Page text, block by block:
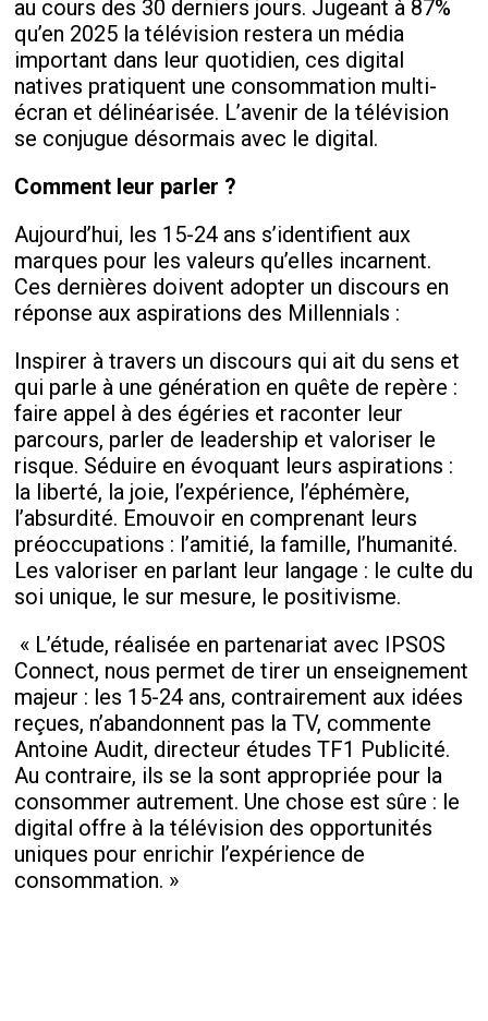
au cours des 30 derniers jours. Jugeant à 87%
qu’en 2025 la télévision restera un média
important dans leur quotidien, ces digital
natives pratiquent une consommation multi-
écran et délinéarisée. L’avenir de la télévision
se conjugue désormais avec le digital.
Comment leur parler ?
Aujourd’hui, les 15-24 ans s’identifient aux
marques pour les valeurs qu’elles incarnent.
Ces dernières doivent adopter un discours en
réponse aux aspirations des Millennials :
Inspirer à travers un discours qui ait du sens et
qui parle à une génération en quête de repère :
faire appel à des égéries et raconter leur
parcours, parler de leadership et valoriser le
risque. Séduire en évoquant leurs aspirations :
la liberté, la joie, l’expérience, l’éphémère,
l’absurdité. Emouvoir en comprenant leurs
préoccupations : l’amitié, la famille, l’humanité.
Les valoriser en parlant leur langage : le culte du
soi unique, le sur mesure, le positivisme.
« L’étude, réalisée en partenariat avec IPSOS
Connect, nous permet de tirer un enseignement
majeur : les 15-24 ans, contrairement aux idées
reçues, n’abandonnent pas la TV, commente
Antoine Audit, directeur études TF1 Publicité.
Au contraire, ils se la sont appropriée pour la
consommer autrement. Une chose est sûre : le
digital offre à la télévision des opportunités
uniques pour enrichir l’expérience de
consommation. »